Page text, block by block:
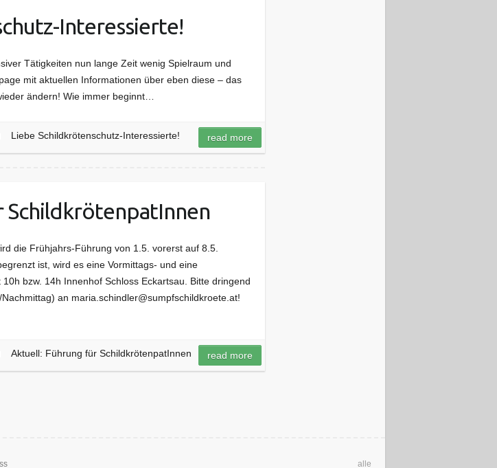
Interessierte!
Tätigkeiten nun lange Zeit wenig Spielraum und
mit aktuellen Informationen über eben diese – das
ändern! Wie immer beginnt…
Liebe Schildkrötenschutz-Interessierte! read more
SchildkrötenpatInnen
die Frühjahrs-Führung von 1.5. vorerst auf 8.5.
ist, wird es eine Vormittags- und eine
bzw. 14h Innenhof Schloss Eckartsau. Bitte dringend
an maria.schindler@sumpfschildkroete.at!
Aktuell: Führung für SchildkrötenpatInnen read more
alle